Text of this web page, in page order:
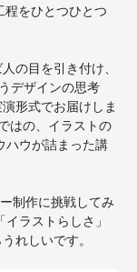
程をひとつひとつ
の目を引き付け、
デザインの思考
形式でお届けしま
はの、イラストの
ハウが詰まった講
制作に挑戦してみ
ラストらしさ」
れしいです。